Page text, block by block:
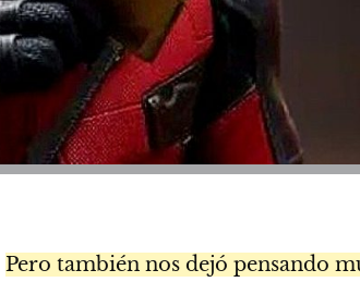
Pero también nos dejó pensando